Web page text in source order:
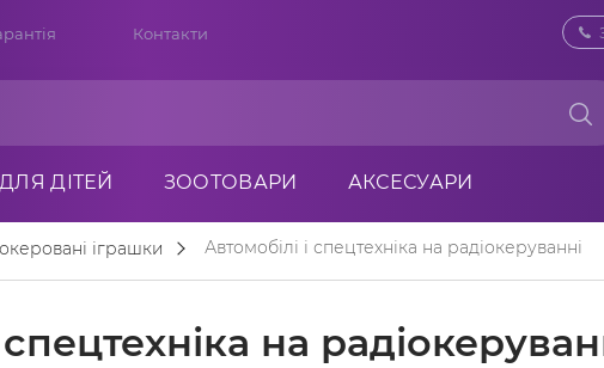
Контакти 0
ДЛЯ ДІТЕЙ ЗООТОВАРИ АКСЕСУАРИ
іграшки Автомобілі і спецтехніка на радіокеруванні
на